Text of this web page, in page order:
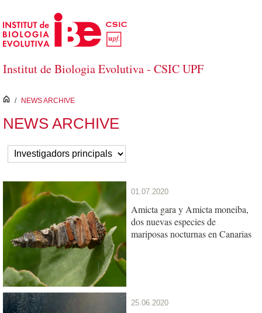
Skip to Main Content
Institut de Biologia Evolutiva - CSIC UPF
inici
/ NEWS ARCHIVE
NEWS ARCHIVE
01.07.2020
Amicta gara y Amicta moneiba,
dos nuevas especies de
mariposas nocturnas en Canarias
25.06.2020